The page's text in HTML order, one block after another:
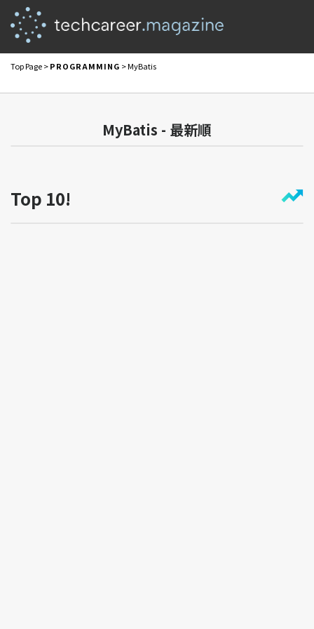
Top Page>PROGRAMMING > MyBatis
MyBatis - 最新順
Top 10!